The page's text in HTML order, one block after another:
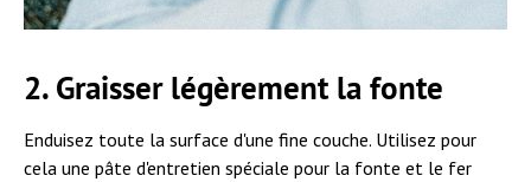
2. Graisser légèrement la fonte
Enduisez toute la surface d'une fine couche. Utilisez pour
cela une pâte d'entretien spéciale pour la fonte et le fer